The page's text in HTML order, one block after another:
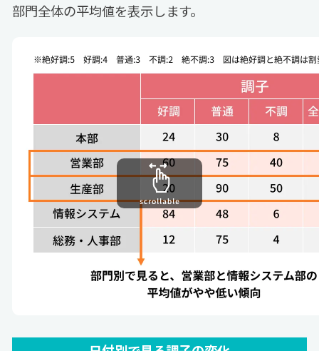
部門全体の平均値を表示します。